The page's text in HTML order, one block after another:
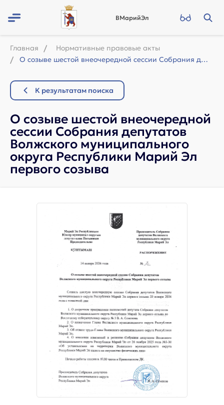
ВМарийЭл
Главная
Нормативные правовые акты
О созыве шестой внеочередной сессии Собрания депутатов Волжского муниципального ...
К результатам поиска
О созыве шестой внеочередной
сессии Собрания депутатов
Волжского муниципального
округа Республики Марий Эл
первого созыва